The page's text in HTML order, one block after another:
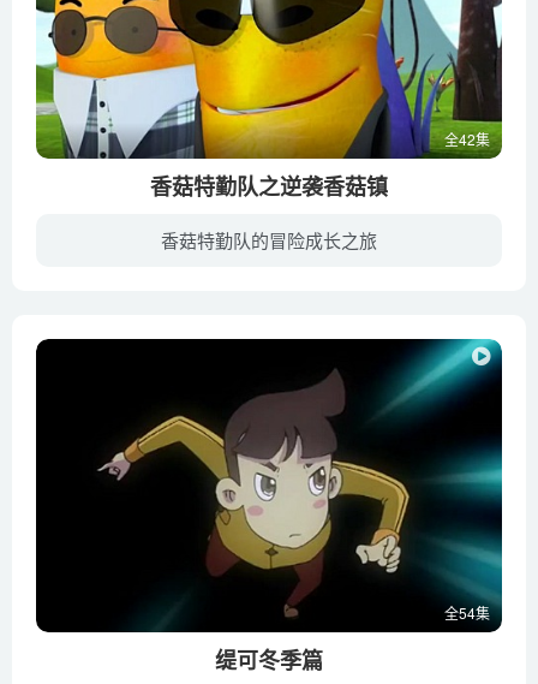
全42集
香菇特勤队之逆袭香菇镇
香菇特勤队的冒险成长之旅
全54集
缇可冬季篇